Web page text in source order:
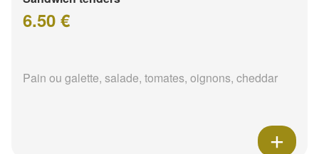
6.50 €
Pain ou galette, salade, tomates, oignons, cheddar